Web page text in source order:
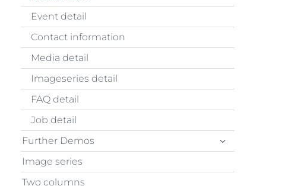
Event detail
Contact information
Media detail
Imageseries detail
FAQ detail
Job detail
Further Demos
Image series
Two columns